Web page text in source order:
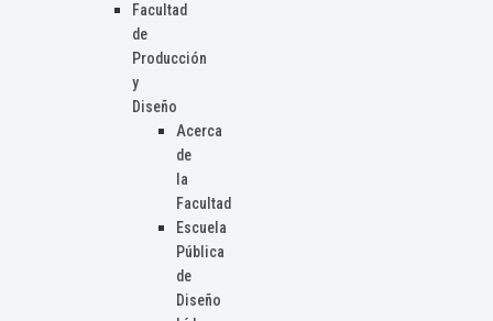
Facultad
de
Producción
y
Diseño
Acerca
de
la
Facultad
Escuela
Pública
de
Diseño